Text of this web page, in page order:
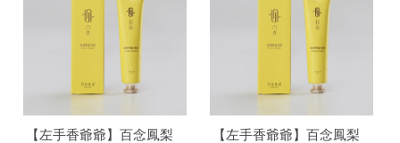
【左手香爺爺】百念鳳梨
【左手香爺爺】百念鳳梨